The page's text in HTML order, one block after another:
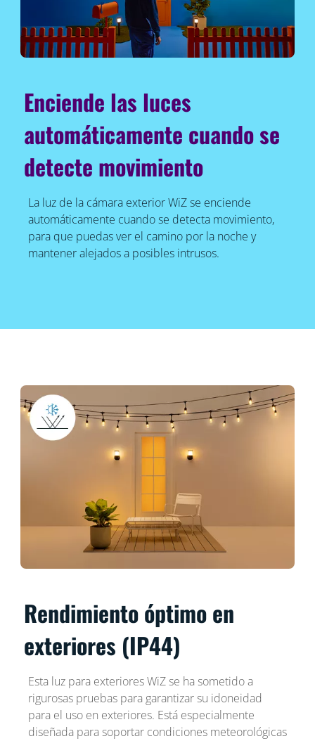
Enciende las luces
automáticamente cuando se
detecte movimiento
La luz de la cámara exterior WiZ se enciende
automáticamente cuando se detecta movimiento,
para que puedas ver el camino por la noche y
mantener alejados a posibles intrusos.
Rendimiento óptimo en
exteriores (IP44)
Esta luz para exteriores WiZ se ha sometido a
rigurosas pruebas para garantizar su idoneidad
para el uso en exteriores. Está especialmente
diseñada para soportar condiciones meteorológicas